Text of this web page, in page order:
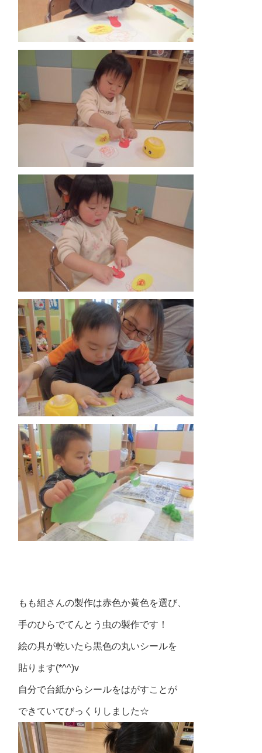
もも組さんの製作は赤色か黄色を選び、
手のひらでてんとう虫の製作です！
絵の具が乾いたら黒色の丸いシールを
貼ります(*^^)v
自分で台紙からシールをはがすことが
できていてびっくりしました☆